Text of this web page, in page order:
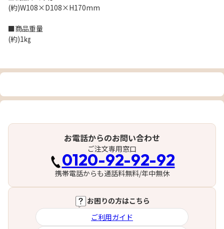
(約)W108×D108×H170mm
■商品重量
(約)1㎏
お電話からのお問い合わせ
ご注文専用窓口
0120-92-92-92
携帯電話からも通話料無料/年中無休
お困りの方はこちら
ご利用ガイド